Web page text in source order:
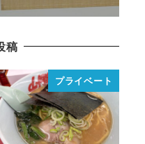
稿
プライベート